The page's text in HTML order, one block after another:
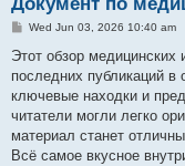
P
s
Wed Jun 03, 2026 10:40 am
Этот обзор
последних публикаций
ключевые находки и
читатели могли легко
материал станет
Всё самое вкусное